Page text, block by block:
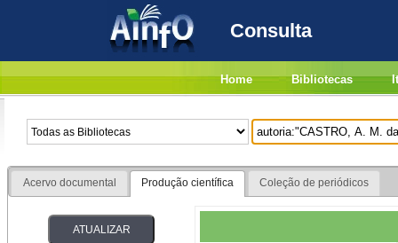
Consulta
Home Bibliotecas
Acervo documental Produção científica Coleção de periódicos